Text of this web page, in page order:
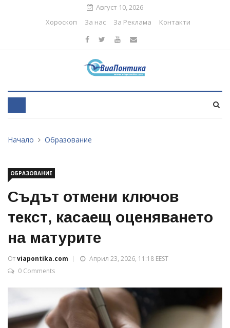
Август 10, 2026
Хороскоп
За нас За Реклама Контакти
Начало Образование
ОБРАЗОВАНИЕ
Съдът отмени ключов
текст, касаещ оценяването
на матурите
Отviapontika.com
Април 23, 2026, 11:18 EEST
0 Comments